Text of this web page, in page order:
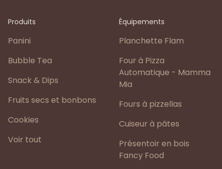
Produits
Panini
Bubble Tea
Snack & Dips
Fruits secs et bonbons
Cookies
Voir tout
Équipements
Planchette Flam
Four à Pizza
Automatique - Mamma
Mia
Fours à pizzellas
Cuiseur à pâtes
Présentoir en bois
Fancy Food